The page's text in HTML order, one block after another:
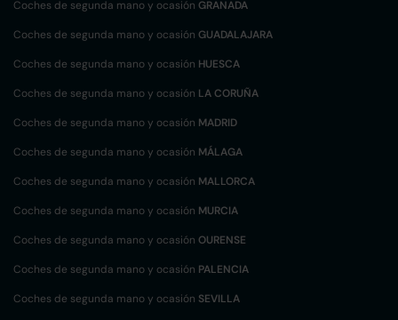
Coches de segunda mano y ocasión GRANADA
Coches de segunda mano y ocasión GUADALAJARA
Coches de segunda mano y ocasión HUESCA
Coches de segunda mano y ocasión LA CORUÑA
Coches de segunda mano y ocasión MADRID
Coches de segunda mano y ocasión MÁLAGA
Coches de segunda mano y ocasión MALLORCA
Coches de segunda mano y ocasión MURCIA
Coches de segunda mano y ocasión OURENSE
Coches de segunda mano y ocasión PALENCIA
Coches de segunda mano y ocasión SEVILLA